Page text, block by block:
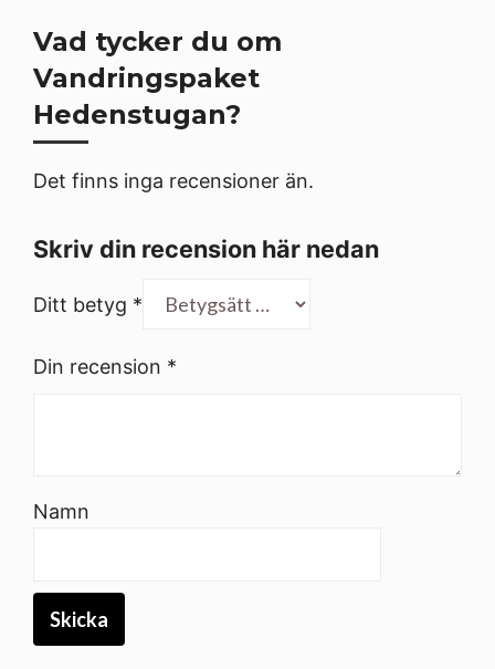
Vad tycker du om
Vandringspaket
Hedenstugan?
Det finns inga recensioner än.
Skriv din recension här nedan
Ditt betyg *
Din recension *
Namn